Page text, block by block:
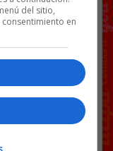
del sitio,
en